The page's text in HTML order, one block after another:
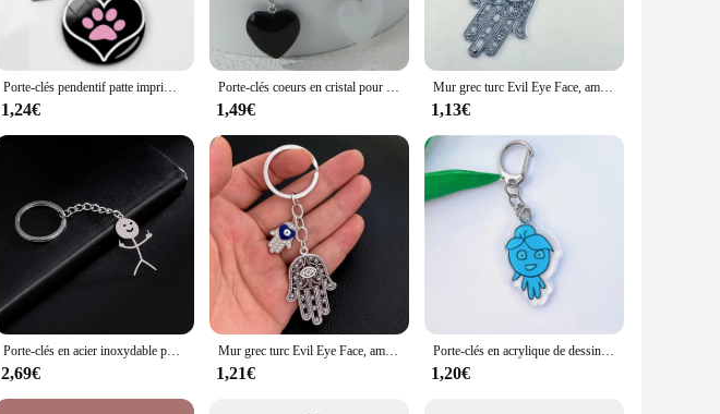
makes it suitable for various settings, from contemporary apartments to rustic farmhouses.
couples who need to keep their keys organized and easily accessible. The weather-resistant
indoor and outdoor use.
or online store. The ease of installation means that it's a hassle-free solution for anyone
Porte-clés pendentif patte imprimé chien Couple, argent plaqué pour amis, cadeaux de noël pour amis, nouvelle collection
1,24€
Porte-clés coeurs en cristal pour couple, bijoux faits à la main, cadeau romantique pour les amoureux, décorations de sac à main, porte-clés d'amour pour femmes et hommes
1,49€
Mur grec turc Evil Eye Face, amulette, kabbale et mauvais œil pour prédire, breloque de sac de voiture, porte-clés, sac à main, cadeau de couple
1,13€
Porte-clés en acier inoxydable pour hommes, couple de dessin animé, porte-clés graffiti
2,69€
Mur grec turc Evil Eye Face, amulette, kabbale et mauvais œil pour prédire, breloque de sac de voiture, porte-clés, sac à main, cadeau de couple
1,21€
Porte-clés en acrylique de dessin animé, homme de glace, homme de feu, porte-clés d'anime, pendentif de sac d'école, cadeaux de bague de couple
1,20€